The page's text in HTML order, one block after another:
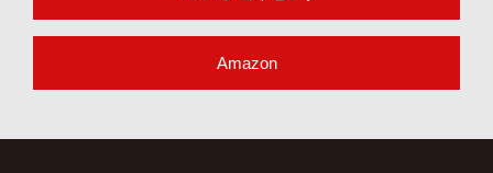
Amazon